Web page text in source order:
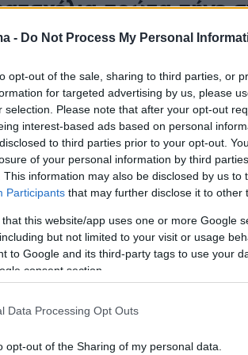
- Do Not Process My Personal
opt-out of the sale, sharing to third parties, or
for targeted advertising by us, please
selection. Please note that after your opt-out
interest-based ads based on personal
to third parties prior to your opt-out.
of your personal information by third
This information may also be disclosed by us to
Participants that may further disclose it to other
that this website/app uses one or more Google
but not limited to your visit or usage
to Google and its third-party tags to use your
consent section.
Data Processing Opt Outs
opt-out of the Sharing of my personal data.
πρώτα πήγε
και μετά πανηγύρισε
της Γεωργίας - Δείτε
σταρ ήθελε να προλάβει τον παιδικό
έγινε Μέσι
σε αραβική
ωραίες υπερβολές συνεχίζονται οι
στις αραβικές χώρες
«Ο Κβαρατσχέλια δεν